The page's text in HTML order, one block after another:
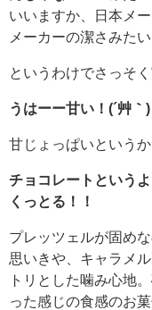
いいますか、日本メ
メーカーの潔さみた
というわけでさっそく
うはーー甘い！(´艸｀)
甘じょっぱいというか
チョコレートという
くっとる！！
プレッツェルが固め
思いきや、キャラメ
トリとした噛み心地
った感じの食感のお